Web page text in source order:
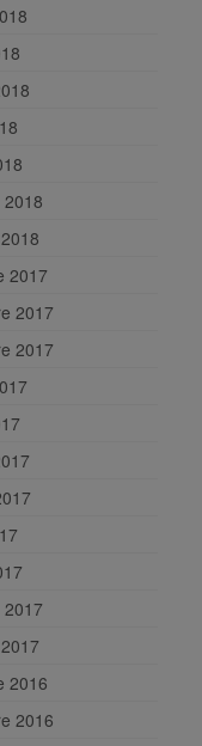
2017
2017
2017
2017
2016
2016